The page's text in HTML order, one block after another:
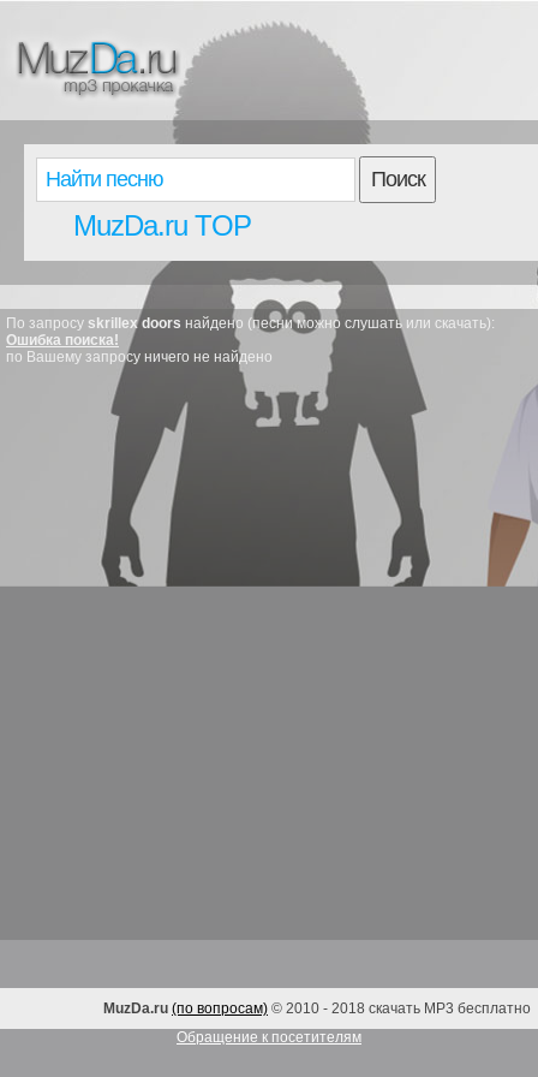
Поиск
MuzDa.ru TOP
По запросу skrillex doors найдено (песни можно слушать или скачать):
Ошибка поиска!
по Вашему запросу ничего не найдено
MuzDa.ru (по вопросам) © 2010 - 2018 скачать MP3 бесплатно
Обращение к посетителям